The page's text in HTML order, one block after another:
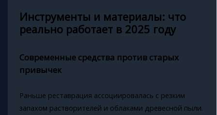
Инструменты и материалы: что
реально работает в 2025 году
Современные средства против старых
привычек
Раньше реставрация ассоциировалась с резким
запахом растворителей и облаками древесной пыли.